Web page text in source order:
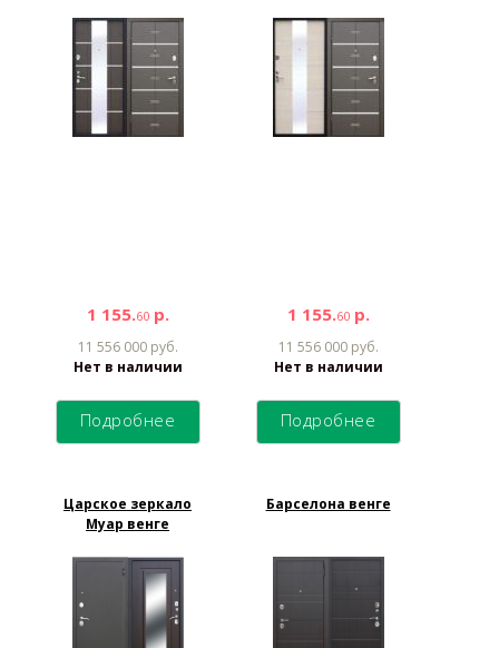
1 155.60р.
11 556 000 руб.
Нет в наличии
Подробнее
1 155.60р.
11 556 000 руб.
Нет в наличии
Подробнее
Царское зеркало
Муар венге
Барселона венге